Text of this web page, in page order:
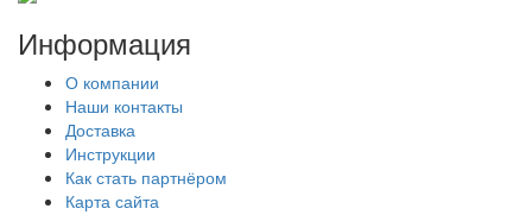
Информация
О компании
Наши контакты
Доставка
Инструкции
Как стать партнёром
Карта сайта